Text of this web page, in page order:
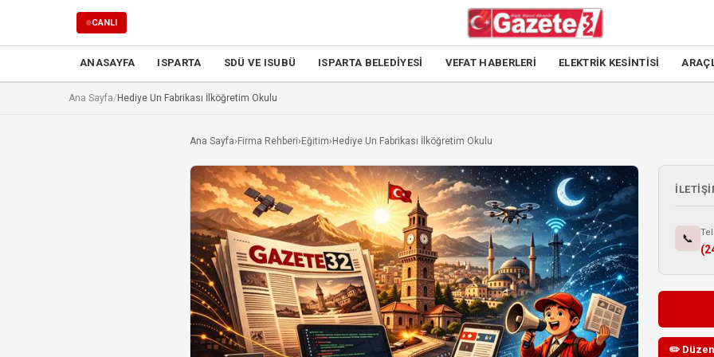
CANLI
ANASAYFA ISPARTA SDÜ VE ISUBÜ ISPARTA BELEDİYESİ VEFAT HABERLERİ ELEKTRİK KESİNTİSİ
Ana Sayfa/Hediye Un Fabrikası İlköğretim Okulu
Ana Sayfa› Firma Rehberi› Eğitim› Hediye Un Fabrikası İlköğretim Okulu
📞
✏️